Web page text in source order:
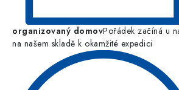
organizovaný domovPořádek začíná u
na našem skladě k okamžité expedici